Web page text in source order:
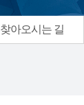
찾아오시는 길